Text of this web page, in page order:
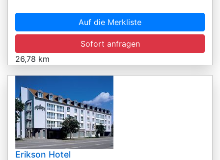
Auf die Merkliste
Sofort anfragen
26,78 km
Erikson Hotel